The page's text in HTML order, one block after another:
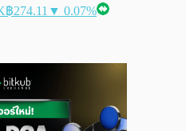
฿274.11 ▼ 0.07%